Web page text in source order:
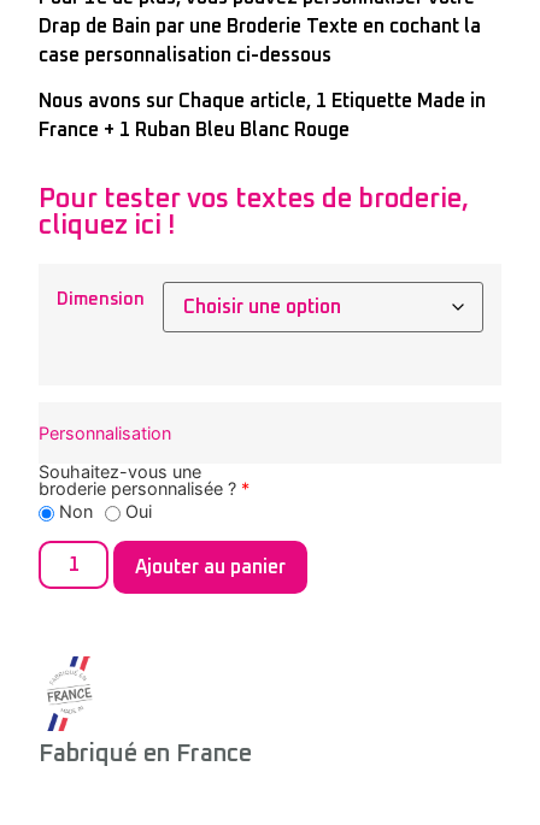
Drap de Bain par une Broderie Texte en cochant la
case personnalisation ci-dessous
Nous avons sur Chaque article, 1 Etiquette Made in
France + 1 Ruban Bleu Blanc Rouge
Pour tester vos textes de broderie,
cliquez ici !
Dimension
Personnalisation
Souhaitez-vous une
broderie personnalisée ? *
Non
Oui
Ajouter au panier
Fabriqué en France